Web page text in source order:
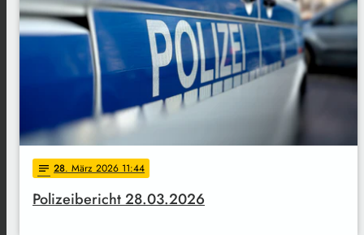
notes 28. März 2026 11:44
Polizeibericht 28.03.2026